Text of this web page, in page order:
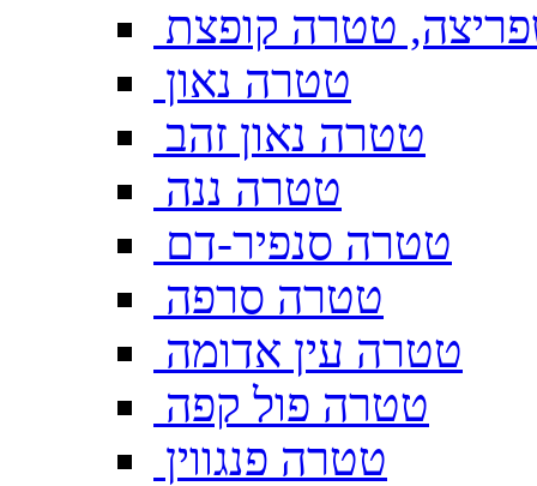
טטרה קופצת
טטרה נאון
טטרה נאון זהב
טטרה ננה
טטרה סנפיר-דם
טטרה סרפה
טטרה עין אדומה
טטרה פול קפה
טטרה פנגווין